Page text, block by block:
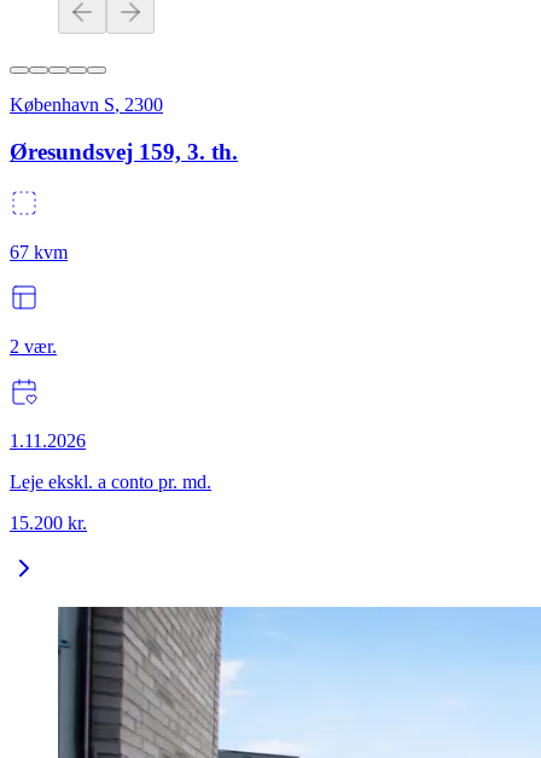
København S, 2300
Øresundsvej 159, 3. th.
67 kvm
2 vær.
1.11.2026
Leje ekskl. a conto pr. md.
15.200 kr.